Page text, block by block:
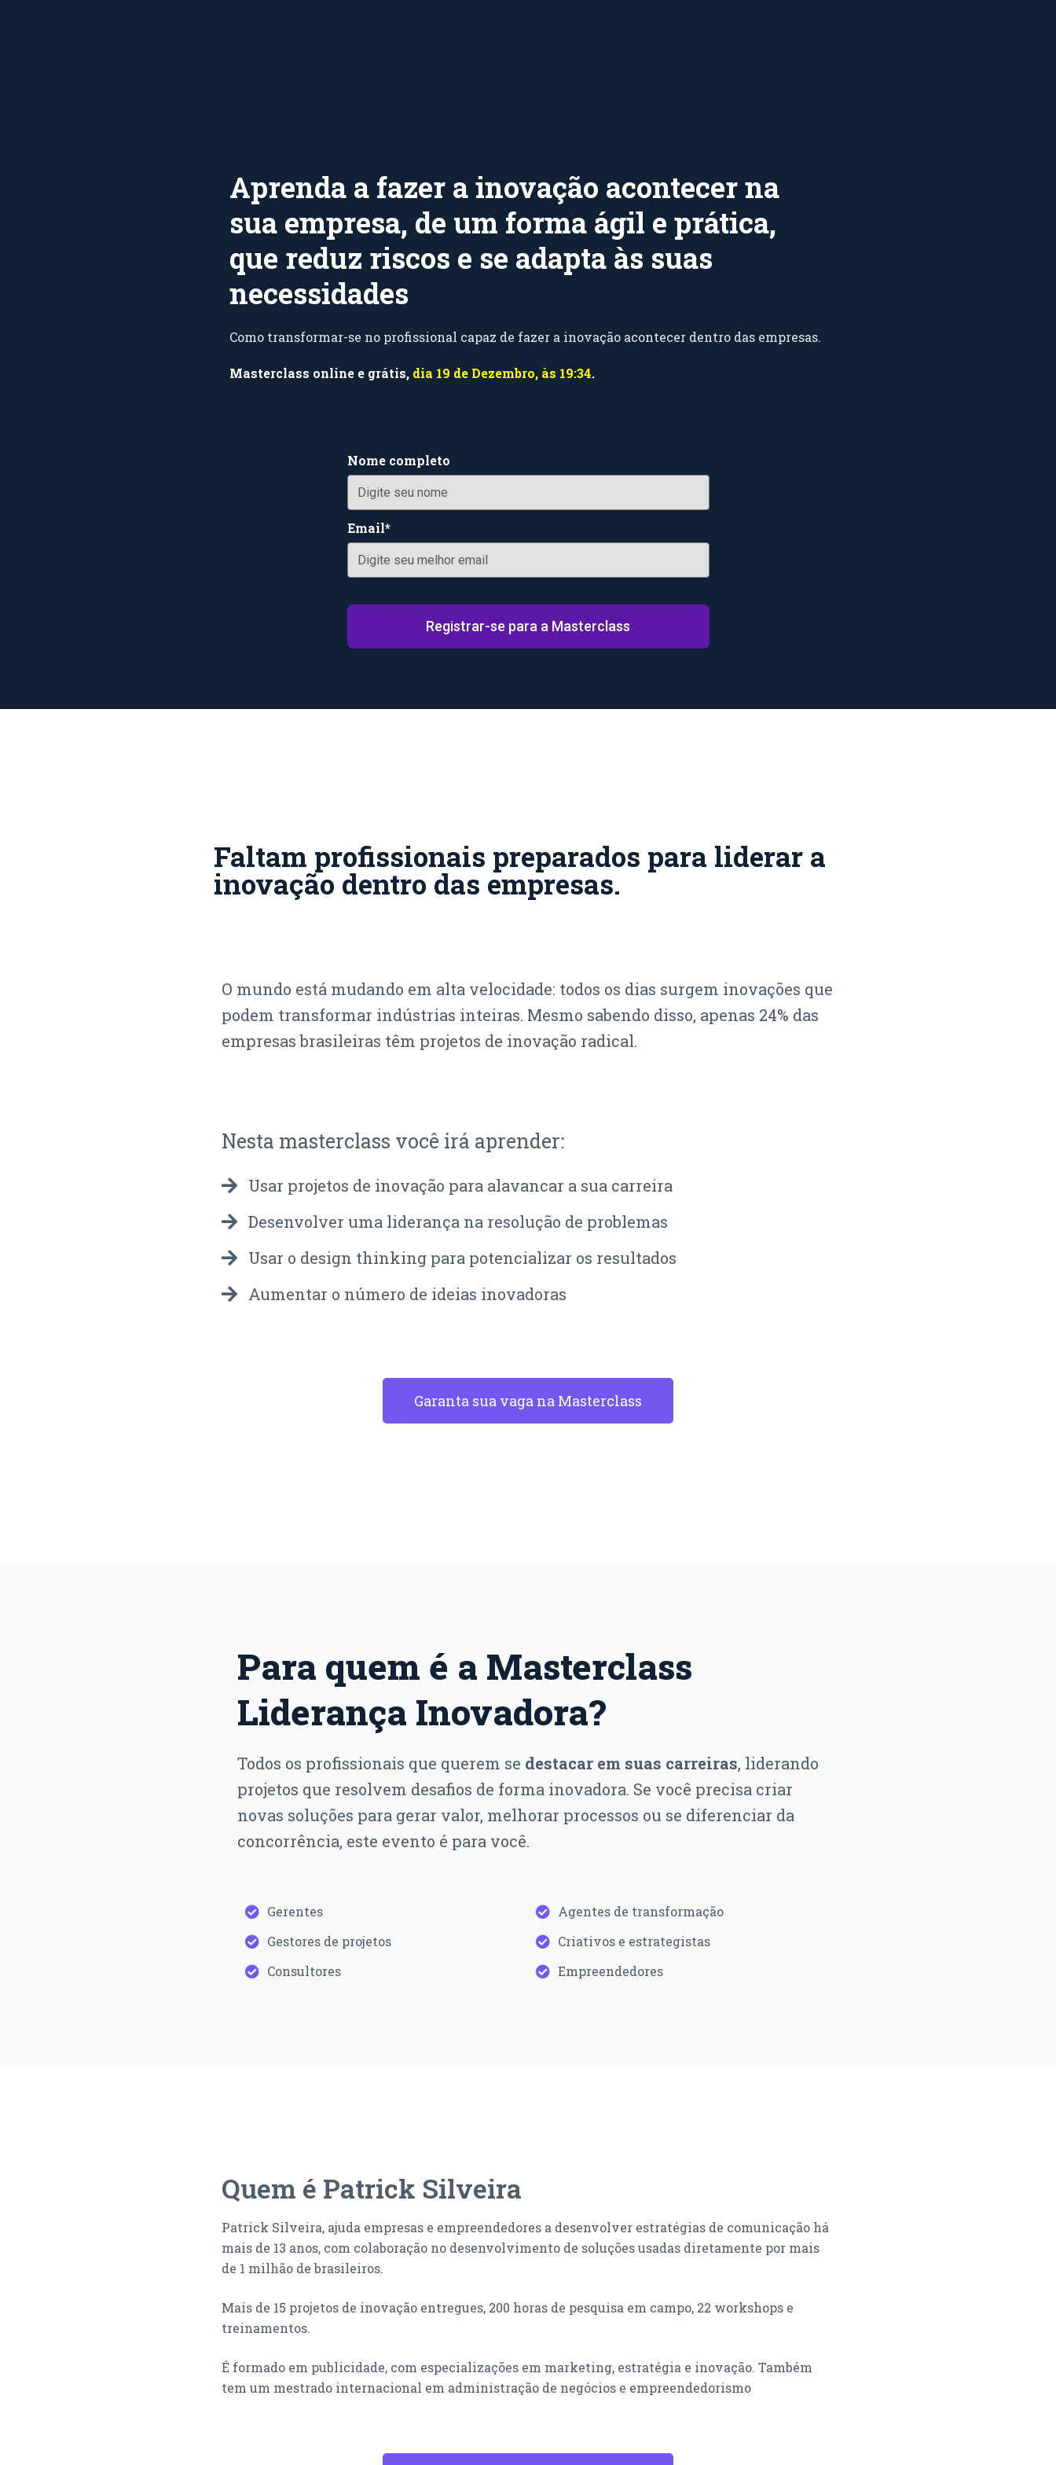
Aprenda a fazer a inovação acontecer na
sua empresa, de um forma ágil e prática,
que reduz riscos e se adapta às suas
necessidades
Como transformar-se no profissional capaz de fazer a inovação acontecer dentro das empresas.
Masterclass online e grátis, dia 19 de Dezembro, às 19:34.
Nome completo
Email*
Registrar-se para a Masterclass
Faltam profissionais preparados para liderar a
inovação dentro das empresas.
O mundo está mudando em alta velocidade: todos os dias surgem inovações que
podem transformar indústrias inteiras. Mesmo sabendo disso, apenas 24% das
empresas brasileiras têm projetos de inovação radical.
Nesta masterclass você irá aprender:
Usar projetos de inovação para alavancar a sua carreira
Desenvolver uma liderança na resolução de problemas
Usar o design thinking para potencializar os resultados
Aumentar o número de ideias inovadoras
Garanta sua vaga na Masterclass
Para quem é a Masterclass
Liderança Inovadora?
Todos os profissionais que querem se destacar em suas carreiras, liderando
projetos que resolvem desafios de forma inovadora. Se você precisa criar
novas soluções para gerar valor, melhorar processos ou se diferenciar da
concorrência, este evento é para você.
Gerentes
Gestores de projetos
Consultores
Agentes de transformação
Criativos e estrategistas
Empreendedores
Quem é Patrick Silveira
Patrick Silveira, ajuda empresas e empreendedores a desenvolver estratégias de comunicação há
mais de 13 anos, com colaboração no desenvolvimento de soluções usadas diretamente por mais
de 1 milhão de brasileiros.
Mais de 15 projetos de inovação entregues, 200 horas de pesquisa em campo, 22 workshops e
treinamentos.
É formado em publicidade, com especializações em marketing, estratégia e inovação. Também
tem um mestrado internacional em administração de negócios e empreendedorismo